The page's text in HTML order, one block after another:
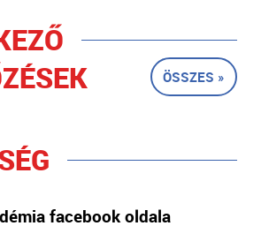
ÖSSZES »
facebook oldala